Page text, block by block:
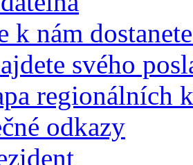
k nám
svého
regionálních
odkazy